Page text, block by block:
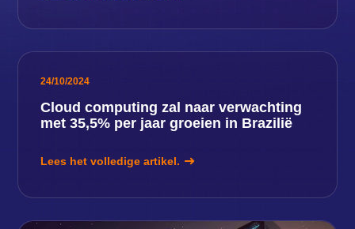
24/10/2024
Cloud computing zal naar verwachting
met 35,5% per jaar groeien in Brazilië
Lees het volledige artikel.